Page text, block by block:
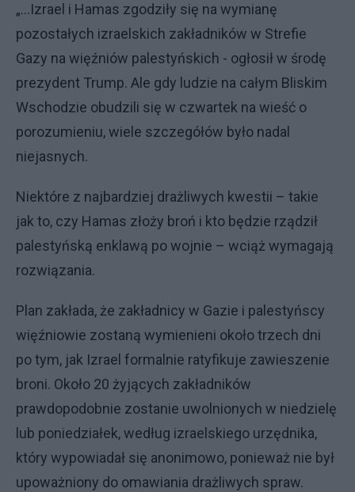
„...Izrael i Hamas zgodziły się na wymianę
pozostałych izraelskich zakładników w Strefie
Gazy na więźniów palestyńskich - ogłosił w środę
prezydent Trump. Ale gdy ludzie na całym Bliskim
Wschodzie obudzili się w czwartek na wieść o
porozumieniu, wiele szczegółów było nadal
niejasnych.
Niektóre z najbardziej drażliwych kwestii – takie
jak to, czy Hamas złoży broń i kto będzie rządził
palestyńską enklawą po wojnie – wciąż wymagają
rozwiązania.
Plan zakłada, że zakładnicy w Gazie i palestyńscy
więźniowie zostaną wymienieni około trzech dni
po tym, jak Izrael formalnie ratyfikuje zawieszenie
broni. Około 20 żyjących zakładników
prawdopodobnie zostanie uwolnionych w niedzielę
lub poniedziałek, według izraelskiego urzędnika,
który wypowiadał się anonimowo, ponieważ nie był
upoważniony do omawiania drażliwych spraw.